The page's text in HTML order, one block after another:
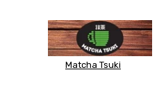
Matcha Tsuki